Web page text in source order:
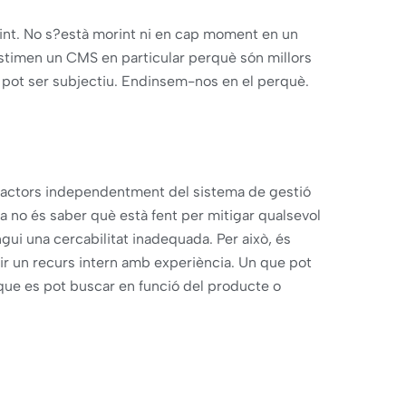
No s?està morint ni en cap moment en un
un CMS en particular perquè són millors
ser subjectiu. Endinsem-nos en el perquè.
independentment del sistema de gestió
és saber què està fent per mitigar qualsevol
una cercabilitat inadequada. Per això, és
un recurs intern amb experiència. Un que pot
es pot buscar en funció del producte o